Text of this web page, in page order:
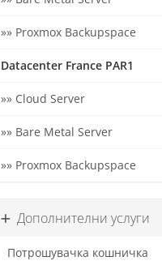
»» Proxmox Backupspace
Datacenter France PAR1
»» Cloud Server
»» Bare Metal Server
»» Proxmox Backupspace
Дополнителни услуги
Потрошувачка кошничка